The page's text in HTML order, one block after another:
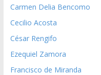
Carmen Delia Bencomo
Cecilio Acosta
César Rengifo
Ezequiel Zamora
Francisco de Miranda